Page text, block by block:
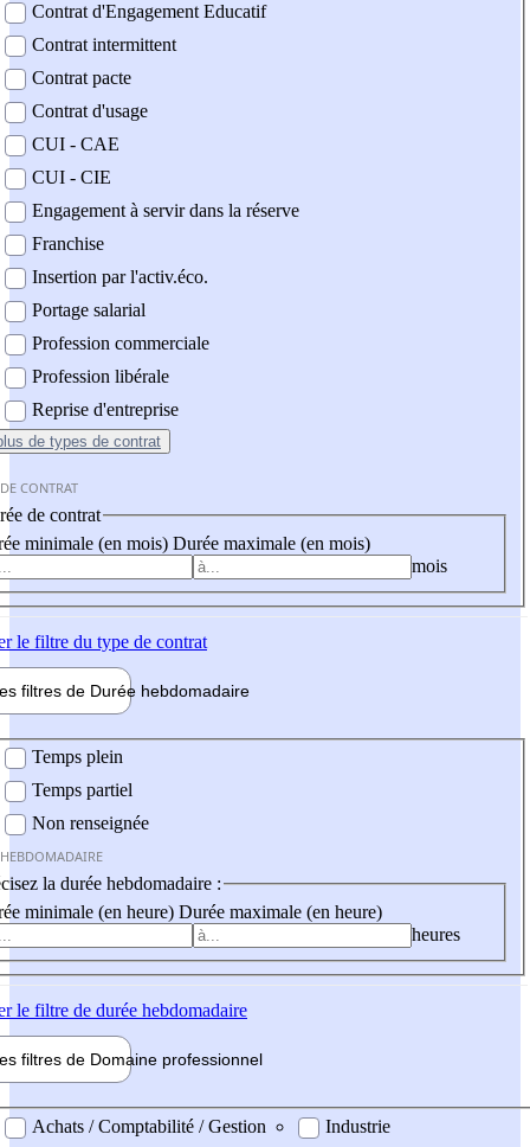
Contrat d'Engagement Educatif
Contrat intermittent
Contrat pacte
Contrat d'usage
CUI - CAE
CUI - CIE
Engagement à servir dans la réserve
Franchise
Insertion par l'activ.éco.
Portage salarial
Profession commerciale
Profession libérale
Reprise d'entreprise
de types de contrat
CONTRAT
de contrat
minimale (en mois) Durée maximale (en mois)
mois
le filtre du type de contrat
filtres de Durée hebdomadaire
Temps plein
Temps partiel
Non renseignée
la durée hebdomadaire :
minimale (en heure) Durée maximale (en heure)
heures
le filtre de durée hebdomadaire
filtres de Domaine professionnel
professionel
Achats / Comptabilité / Gestion
Industrie